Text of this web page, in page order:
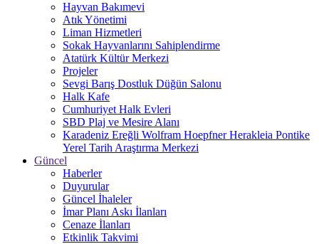
Hayvan Bakımevi
Atık Yönetimi
Liman Hizmetleri
Sokak Hayvanlarını Sahiplendirme
Atatürk Kültür Merkezi
Projeler
Sevgi Barış Dostluk Düğün Salonu
Halk Kafe
Cumhuriyet Halk Evleri
SBD Plaj ve Mesire Alanı
Karadeniz Ereğli Wolfram Hoepfner Herakleia Pontike
Yerel Tarih Araştırma Merkezi
Güncel
Haberler
Duyurular
Güncel İhaleler
İmar Planı Askı İlanları
Cenaze İlanları
Etkinlik Takvimi